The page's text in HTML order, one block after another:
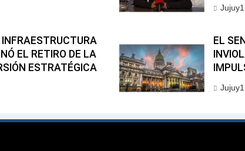
Jujuy1
EL RETIRO DE LA
ESTRATÉGICA
EL
Jujuy1